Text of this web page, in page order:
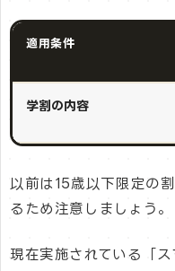
適用条件
学割の内容
以前は15歳以下限定の
るため注意しましょう。
現在実施されている「